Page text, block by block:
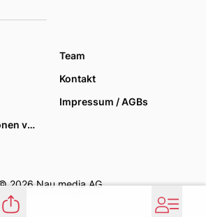
Team
Kontakt
Impressum / AGBs
Datenschutzoptionen verwalten
2026 Nau media AG